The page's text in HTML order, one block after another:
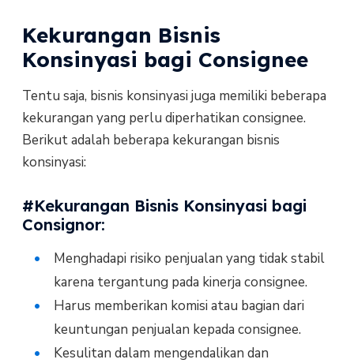
Kekurangan Bisnis
Konsinyasi bagi Consignee
Tentu saja, bisnis konsinyasi juga memiliki beberapa
kekurangan yang perlu diperhatikan consignee.
Berikut adalah beberapa kekurangan bisnis
konsinyasi:
#Kekurangan Bisnis Konsinyasi bagi
Consignor:
Menghadapi risiko penjualan yang tidak stabil
karena tergantung pada kinerja consignee.
Harus memberikan komisi atau bagian dari
keuntungan penjualan kepada consignee.
Kesulitan dalam mengendalikan dan